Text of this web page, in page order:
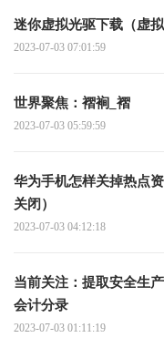
迷你虚拟光驱下载（虚
2023-07-03 07:01:59
世界聚焦：褶裥_褶
2023-07-03 05:59:59
华为手机怎样关掉热点
关闭）
2023-07-03 04:12:18
当前关注：提取安全生
会计分录
2023-07-03 01:11:19